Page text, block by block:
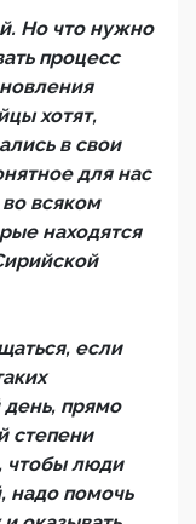
Но что нужно
процесс
хотят,
в свои
для нас
всяком
находятся
если
прямо
степени
чтобы люди
надо помочь